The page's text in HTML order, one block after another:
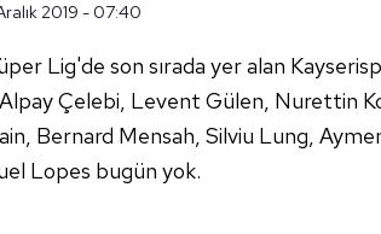
2019 - 07:40
Lig'de son sırada yer alan
Çelebi, Levent Gülen, Nurettin
Bernard Mensah, Silviu Lung,
Lopes bugün yok.